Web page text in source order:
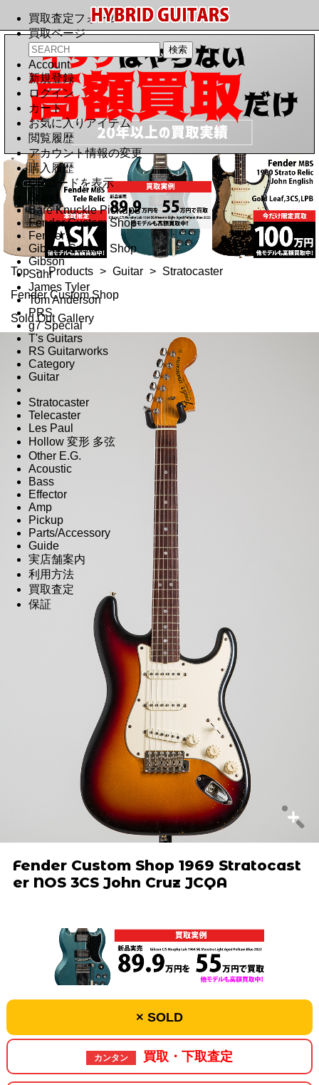
買取査定フォーム
買取ページ
Account
新規登録
ログイン
カート
お気に入りアイテム
閲覧履歴
アカウント情報の変更
購入履歴
QRコードを表示
Brand
Bare Knuckle Pickups
Fender Custom Shop
Fender
Gibson Custom Shop
Gibson
Suhr
James Tyler
Tom Anderson
PRS
g7 Special
T's Guitars
RS Guitarworks
Category
Guitar
Stratocaster
Telecaster
Les Paul
Hollow 変形 多弦
Other E.G.
Acoustic
Bass
Effector
Amp
Pickup
Parts/Accessory
Guide
実店舗案内
利用方法
買取査定
保証
Top > Products > Guitar > Stratocaster
Fender Custom Shop
Sold Out Gallery
Fender Custom Shop 1969 Stratocast
er NOS 3CS John Cruz JCQA
× SOLD
カンタン 買取・下取査定